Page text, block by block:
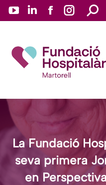
YouTube
in
Linkedin
in
new
Facebook
in
new
Instagram
in
Search:
La Fundació
seva primera
en